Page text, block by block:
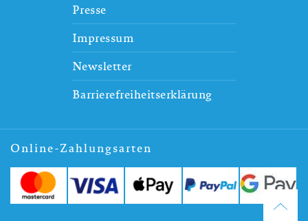
Presse
Impressum
Newsletter
Barrierefreiheitserklärung
Online-Zahlungsarten